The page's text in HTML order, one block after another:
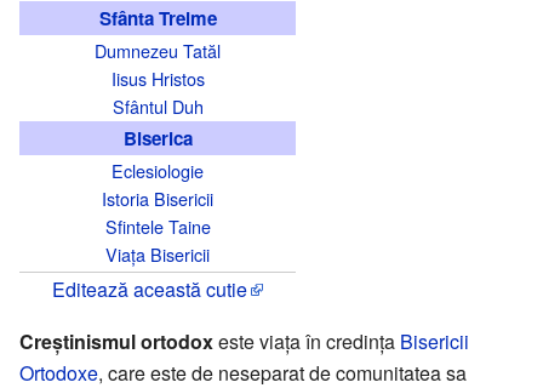
Sfânta Treime
Dumnezeu Tatăl
Iisus Hristos
Sfântul Duh
Biserica
Eclesiologie
Istoria Bisericii
Sfintele Taine
Viața Bisericii
Editează această cutie
Creștinismul ortodoxeste viața în credința Bisericii
Ortodoxe, care este de neseparat de comunitatea sa